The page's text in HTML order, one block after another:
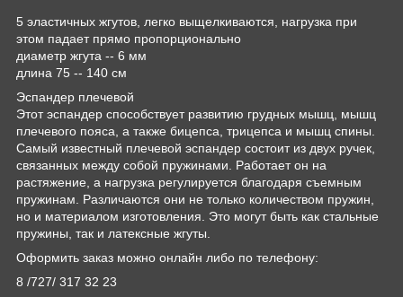
5 эластичных жгутов, легко выщелкиваются, нагрузка при
этом падает прямо пропорционально
диаметр жгута -- 6 мм
длина 75 -- 140 см
Эспандер плечевой
Этот эспандер способствует развитию грудных мышц, мышц
плечевого пояса, а также бицепса, трицепса и мышц спины.
Самый известный плечевой эспандер состоит из двух ручек,
связанных между собой пружинами. Работает он на
растяжение, а нагрузка регулируется благодаря съемным
пружинам. Различаются они не только количеством пружин,
но и материалом изготовления. Это могут быть как стальные
пружины, так и латексные жгуты.
Оформить заказ можно онлайн либо по телефону:
8 /727/ 317 32 23